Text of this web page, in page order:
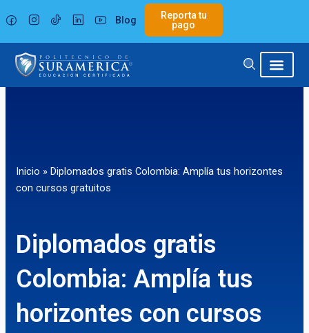
al
contenido
Blog
Reporta tu
pago
Inicio » Diplomados gratis Colombia: Amplía tus horizontes
con cursos gratuitos
Diplomados gratis
Colombia: Amplía tus
horizontes con cursos